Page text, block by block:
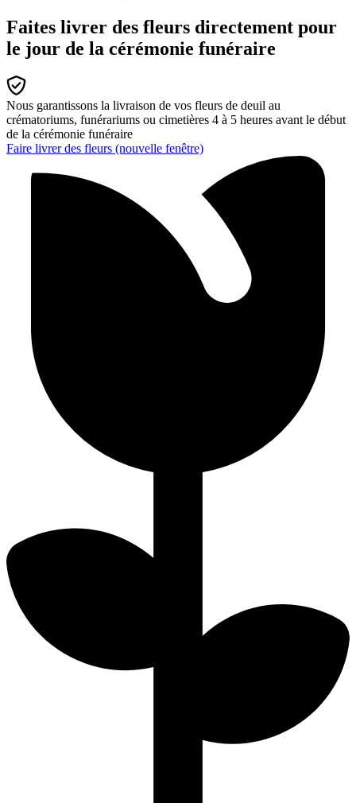
Faites livrer des fleurs directement pour
le jour de la cérémonie funéraire
Nous garantissons la livraison de vos fleurs de deuil au
crématoriums, funérariums ou cimetières 4 à 5 heures avant le début
de la cérémonie funéraire
Faire livrer des fleurs (nouvelle fenêtre)